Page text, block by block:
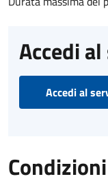
Accedi
Accedi al